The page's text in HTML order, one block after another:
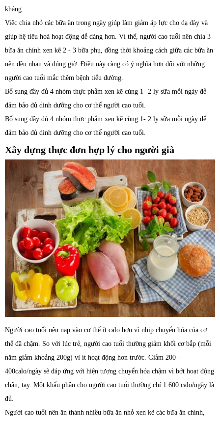
kháng.
Việc chia nhỏ các bữa ăn trong ngày giúp làm giảm áp lực cho dạ dày và
giúp hệ tiêu hoá hoạt động dễ dàng hơn. Vì thế, người cao tuổi nên chia 3
bữa ăn chính xen kẽ 2 - 3 bữa phụ, đồng thời khoảng cách giữa các bữa ăn
nên đều nhau và đúng giờ. Điều này càng có ý nghĩa hơn đối với những
người cao tuổi mắc thêm bệnh tiểu đường.
Bổ sung đầy đủ 4 nhóm thực phẩm xen kẽ cùng 1- 2 ly sữa mỗi ngày để
đảm bảo đủ dinh dưỡng cho cơ thể người cao tuổi.
Bổ sung đầy đủ 4 nhóm thực phẩm xen kẽ cùng 1- 2 ly sữa mỗi ngày để
đảm bảo đủ dinh dưỡng cho cơ thể người cao tuổi.
Xây dựng thực đơn hợp lý cho người già
Người cao tuổi nên nạp vào cơ thể ít calo hơn vì nhịp chuyển hóa của cơ
thể đã chậm. So với lúc trẻ, người cao tuổi thường giảm khối cơ bắp (mỗi
năm giảm khoảng 200g) vì ít hoạt động hơn trước. Giảm 200 -
400calo/ngày sẽ đáp ứng với hiện tượng chuyển hóa chậm vì bớt hoạt động
chân, tay. Một khẩu phần cho người cao tuổi thường chỉ 1.600 calo/ngày là
đủ.
Người cao tuổi nên ăn thành nhiều bữa ăn nhỏ xen kẽ các bữa ăn chính,